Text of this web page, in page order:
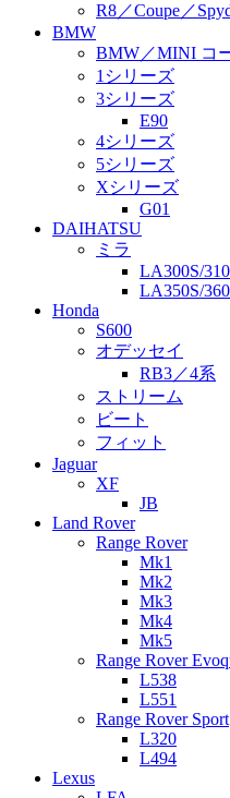
R8／Coupe／
BMW
BMW／MINI コ
1シリーズ
3シリーズ
E90
4シリーズ
5シリーズ
Xシリーズ
G01
DAIHATSU
ミラ
LA300S/
LA350S/
Honda
S600
オデッセイ
RB3／4系
ストリーム
ビート
フィット
Jaguar
XF
JB
Land Rover
Range Rover
Mk1
Mk2
Mk3
Mk4
Mk5
Range Rover
L538
L551
Range Rover Sport
L320
L494
Lexus